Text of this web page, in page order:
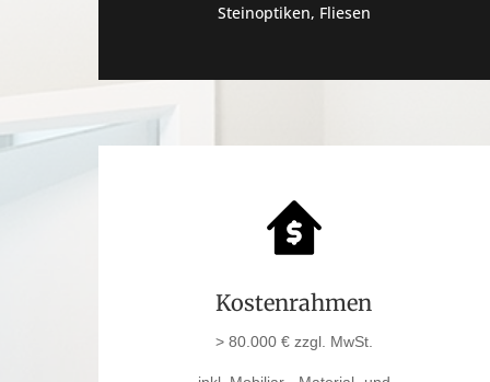
Steinoptiken, Fliesen
Kostenrahmen
>80.000 € zzgl. MwSt.